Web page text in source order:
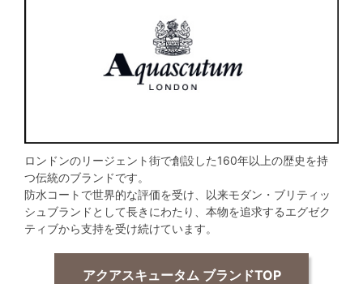
ロンドンのリージェント街で創設した160年以上の歴史を持
つ伝統のブランドです。
防水コートで世界的な評価を受け、以来モダン・ブリティッ
シュブランドとして長きにわたり、本物を追求するエグゼク
ティブから支持を受け続けています。
アクアスキュータム ブランドTOP